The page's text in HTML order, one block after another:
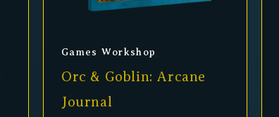
Anbieter:
Games Workshop
Orc & Goblin: Arcane
Journal